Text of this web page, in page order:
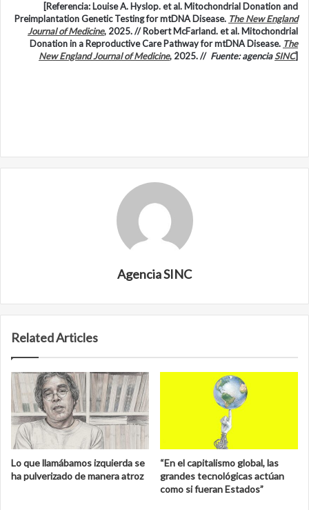
[Referencia: Louise A. Hyslop. et al. Mitochondrial Donation and
Preimplantation Genetic Testing for mtDNA Disease. The New England
Journal of Medicine, 2025. // Robert McFarland. et al. Mitochondrial
Donation in a Reproductive Care Pathway for mtDNA Disease. The
New England Journal of Medicine, 2025. // Fuente: agenciaSINC]
Agencia SINC
Related Articles
Lo que llamábamos izquierda se
ha pulverizado de manera atroz
“En el capitalismo global, las
grandes tecnológicas actúan
como si fueran Estados”